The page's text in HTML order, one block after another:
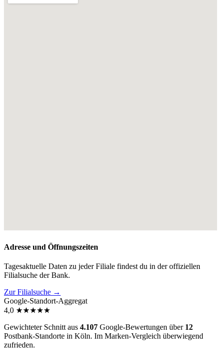
Adresse und Öffnungszeiten
Tagesaktuelle Daten zu jeder Filiale findest du in der offiziellen
Filialsuche der Bank.
Zur Filialsuche →
Google-Standort-Aggregat
4,0 ★★★★★
Gewichteter Schnitt aus 4.107 Google-Bewertungen über 12
Postbank-Standorte in Köln. Im Marken-Vergleich überwiegend
zufrieden.